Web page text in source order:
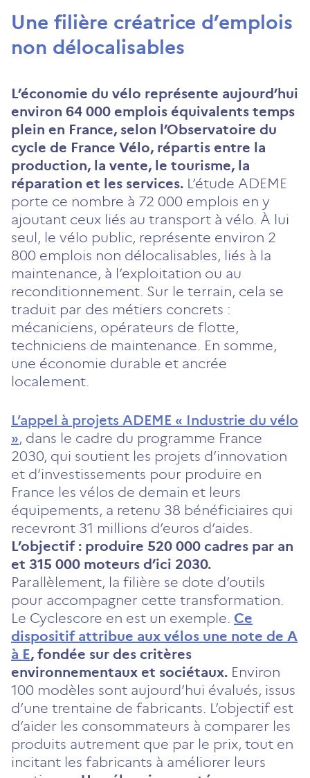
Une filière créatrice d’emplois
non délocalisables
L’économie du vélo représente aujourd’hui
environ 64 000 emplois équivalents temps
plein en France, selon l’Observatoire du
cycle de France Vélo, répartis entre la
production, la vente, le tourisme, la
réparation et les services. L’étude ADEME
porte ce nombre à 72 000 emplois en y
ajoutant ceux liés au transport à vélo. À lui
seul, le vélo public, représente environ 2
800 emplois non délocalisables, liés à la
maintenance, à l’exploitation ou au
reconditionnement. Sur le terrain, cela se
traduit par des métiers concrets :
mécaniciens, opérateurs de flotte,
techniciens de maintenance. En somme,
une économie durable et ancrée
localement.
L’appel à projets ADEME « Industrie du vélo
», dans le cadre du programme France
2030, qui soutient les projets d’innovation
et d’investissements pour produire en
France les vélos de demain et leurs
équipements, a retenu 38 bénéficiaires qui
recevront 31 millions d’euros d’aides.
L’objectif : produire 520 000 cadres par an
et 315 000 moteurs d’ici 2030.
Parallèlement, la filière se dote d’outils
pour accompagner cette transformation.
Le Cyclescore en est un exemple. Ce
dispositif attribue aux vélos une note de A
à E, fondée sur des critères
environnementaux et sociétaux. Environ
100 modèles sont aujourd’hui évalués, issus
d’une trentaine de fabricants. L’objectif est
d’aider les consommateurs à comparer les
produits autrement que par le prix, tout en
incitant les fabricants à améliorer leurs